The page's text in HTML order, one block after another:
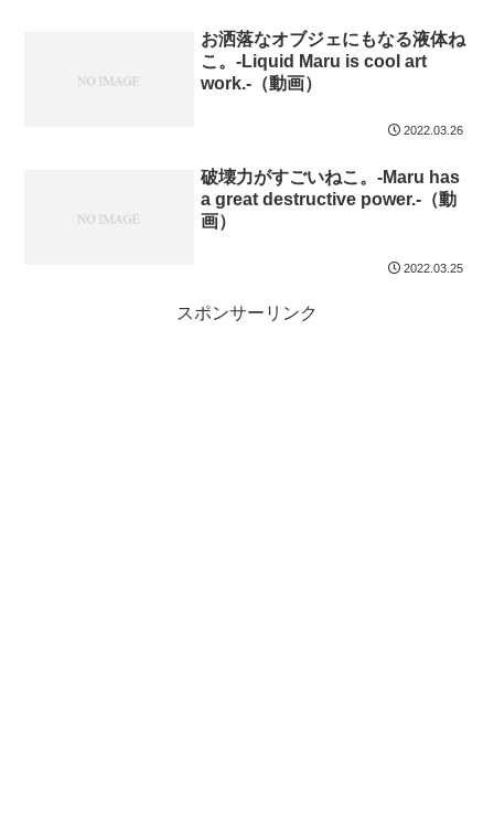
お洒落なオブジェにもなる液体ね
こ。-Liquid Maru is cool art
work.-（動画）
2022.03.26
破壊力がすごいねこ。-Maru has
a great destructive power.-（動
画）
2022.03.25
スポンサーリンク